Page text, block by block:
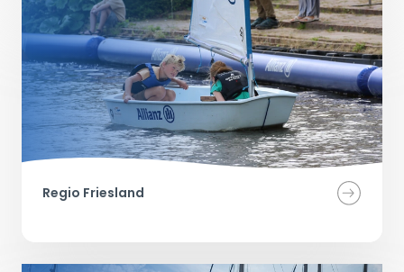
Regio Friesland